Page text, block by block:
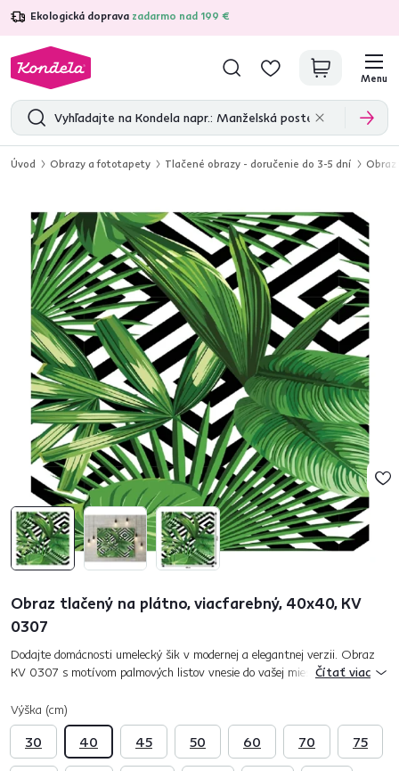
Ekologická doprava zadarmo nad 199 €
4,7 31 285overených produktových recenzií
Menu
Úvod Obrazy a fototapety Tlačené obrazy - doručenie do 3-5 dní
Obraz tlačený na plátno, viacfarebný, 40x40, KV
0307
Dodajte domácnosti umelecký šik v modernej a elegantnej verzii. Obraz
KV 0307 s motívom palmových listov vnesie do vašej miestnostiČítať viac
Výška (cm)
30 40 45 50 60 70 75